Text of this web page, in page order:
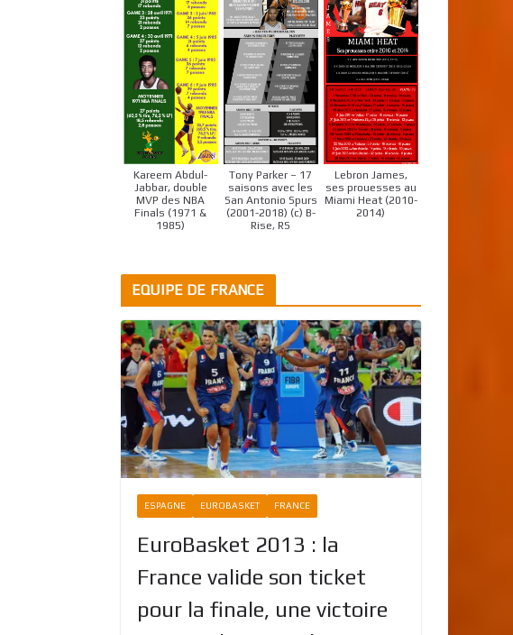
Kareem Abdul-
Jabbar, double
MVP des NBA
Finals (1971 &
1985)
Tony Parker – 17
saisons avec les
San Antonio Spurs
(2001-2018) (c) B-
Rise, RS
Lebron James,
ses prouesses au
Miami Heat (2010-
2014)
EQUIPE DE FRANCE
ESPAGNE EUROBASKET FRANCE
EuroBasket 2013 : la
France valide son ticket
pour la finale, une victoire